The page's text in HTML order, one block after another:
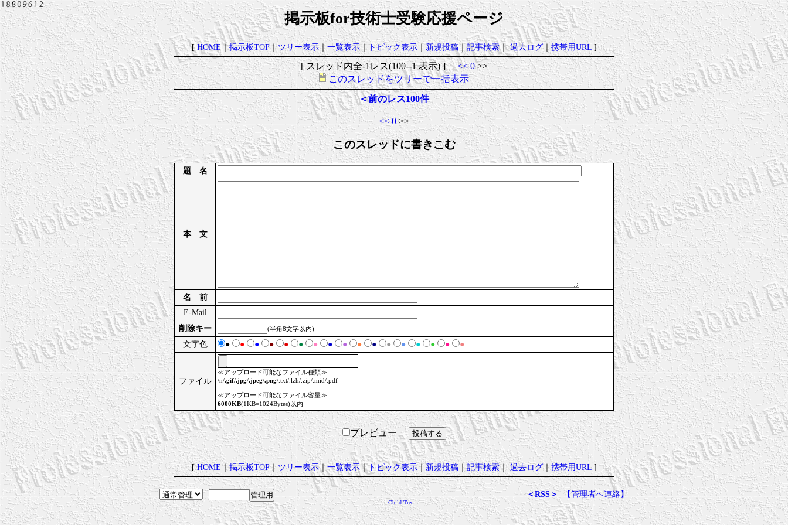
掲示板for技術士受験応援ページ
[HOME｜掲示板TOP｜ツリー表示｜一覧表示｜トピック表示｜新規投稿｜記事検索｜過去ログ｜携帯用URL]
[ スレッド内全-1レス(100--1 表示) ]<< 0>>
このスレッドをツリーで一括表示
＜前のレス100件
<< 0>>
このスレッドに書きこむ
題 名
本 文
名 前
E-Mail
削除キー
(半角8文字以内)
文字色 ● ● ● ● ● ● ● ● ● ● ● ● ● ● ● ● ●
ファイル
≪アップロード可能なファイル種類≫
\n/.gif/.jpg/.jpeg/.png/.txt/.lzh/.zip/.mid/.pdf
≪アップロード可能なファイル容量≫
6000KB(1KB=1024Bytes)以内
プレビュー
[HOME｜掲示板TOP｜ツリー表示｜一覧表示｜トピック表示｜新規投稿｜記事検索｜過去ログ｜携帯用URL]
＜RSS＞ 【管理者へ連絡】
- Child Tree-